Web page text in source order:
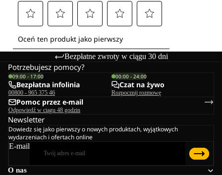
Bezpłatne zwroty w ciągu 30 dni
O nas
Potrzebujesz pomocy?
09:00 - 17:00
Bezpłatna infolinia
00800 - 965 375 46
00:00 - 24:00
Czat na żywo
Rozpocznij rozmowę
Pomoc przez e-mail
Odpowiedź w ciągu 48 godzin
Newsletter
Dowiedz się jako pierwszy o nowych produktach, wyjątkowych
wydarzeniach i ofertach online
E-mail